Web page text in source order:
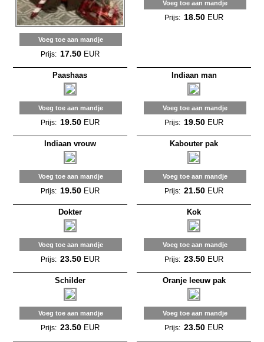
Voeg toe aan mandje
Prijs: 17.50 EUR
Voeg toe aan mandje
Prijs: 18.50 EUR
Paashaas
Voeg toe aan mandje
Prijs: 19.50 EUR
Indiaan man
Voeg toe aan mandje
Prijs: 19.50 EUR
Indiaan vrouw
Voeg toe aan mandje
Prijs: 19.50 EUR
Kabouter pak
Voeg toe aan mandje
Prijs: 21.50 EUR
Dokter
Voeg toe aan mandje
Prijs: 23.50 EUR
Kok
Voeg toe aan mandje
Prijs: 23.50 EUR
Schilder
Voeg toe aan mandje
Prijs: 23.50 EUR
Oranje leeuw pak
Voeg toe aan mandje
Prijs: 23.50 EUR